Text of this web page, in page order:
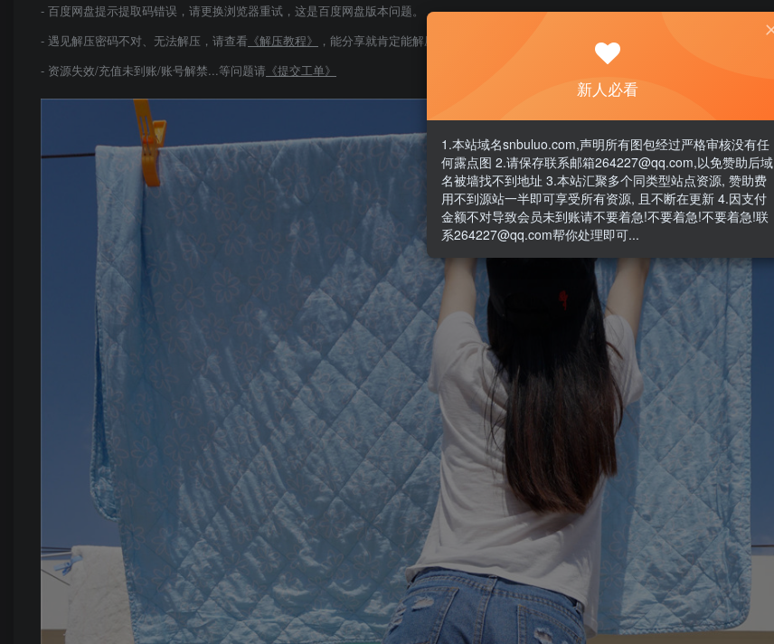
- 百度网盘提示提取码错误，请更换浏览器重试，这是百度网盘版本问题。
- 遇见解压密码不对、无法解压，请查看 《解压教程》
，能分享就肯定能解压！
- 资源失效/充值未到账/账号解禁...等问题请 《提交工单》
新人必看
1.本站域名snbuluo.com,声明所有图包经过严格审核没有任
何露点图 2.请保存联系邮箱264227@qq.com,以免赞助后域
名被墙找不到地址 3.本站汇聚多个同类型站点资源, 赞助费
用不到源站一半即可享受所有资源, 且不断在更新 4.因支付
金额不对导致会员未到账请不要着急!不要着急!不要着急!联
系264227@qq.com帮你处理即可...